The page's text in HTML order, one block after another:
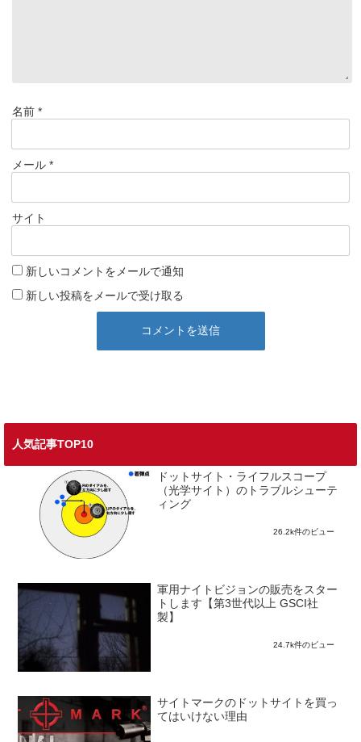
名前 *
メール *
サイト
新しいコメントをメールで通知
新しい投稿をメールで受け取る
人気記事TOP10
ドットサイト・ライフルスコープ
（光学サイト）のトラブルシューテ
ィング
26.2k件のビュー
軍用ナイトビジョンの販売をスター
トします【第3世代以上 GSCI社
製】
24.7k件のビュー
サイトマークのドットサイトを買っ
てはいけない理由